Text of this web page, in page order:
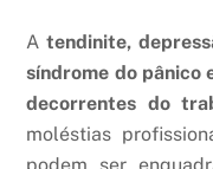
A tendinite,
síndrome do pânico
decorrentes do
moléstias